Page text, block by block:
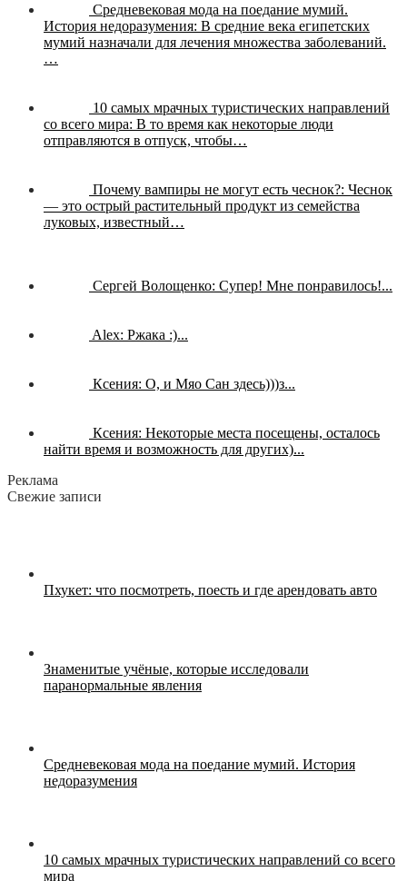
Средневековая мода на поедание мумий.
История недоразумения: В средние века египетских
мумий назначали для лечения множества заболеваний.
…
10 самых мрачных туристических направлений
со всего мира: В то время как некоторые люди
отправляются в отпуск, чтобы…
Почему вампиры не могут есть чеснок?: Чеснок
— это острый растительный продукт из семейства
луковых, известный…
Сергей Волощенко: Супер! Мне понравилось!...
Alex: Ржака :)...
Ксения: О, и Мяо Сан здесь)))з...
Ксения: Некоторые места посещены, осталось
найти время и возможность для других)...
Реклама
Свежие записи
Пхукет: что посмотреть, поесть и где арендовать авто
Знаменитые учёные, которые исследовали
паранормальные явления
Средневековая мода на поедание мумий. История
недоразумения
10 самых мрачных туристических направлений со всего
мира